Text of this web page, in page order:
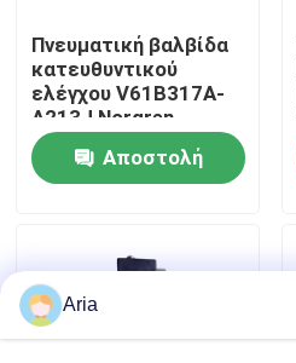
Έλεγχος ποιότητας
Επικοινωνήστε μαζί μας
Ζητήστε μια προσφορά
Πνευματική βαλβίδα
κατευθυντικού
ελέγχου V61B317A-
A213J Norgren
Industrial
Αποστολή
Aria